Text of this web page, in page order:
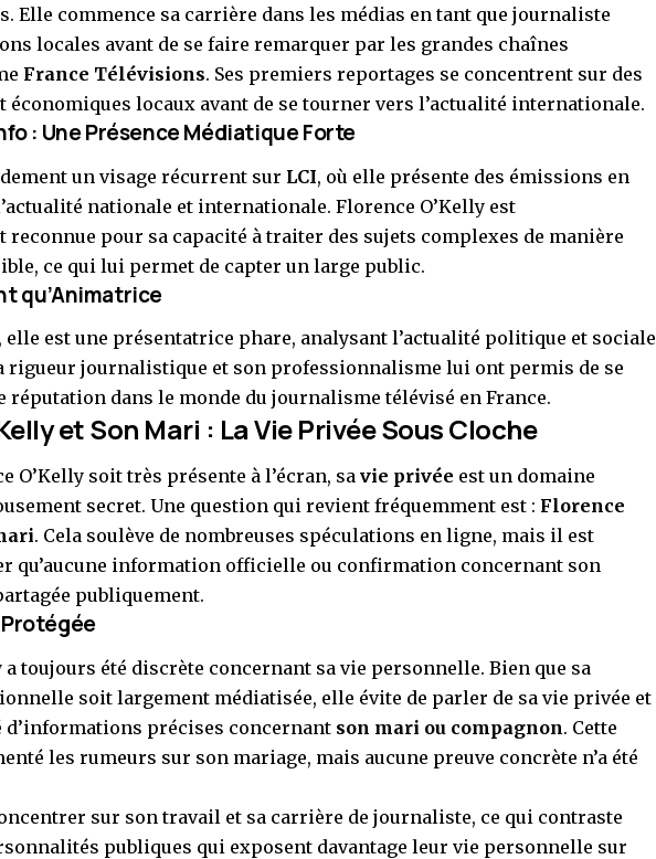
Elle commence sa carrière dans les médias en tant que journaliste
locales avant de se faire remarquer par les grandes chaînes
France Télévisions. Ses premiers reportages se concentrent sur des
économiques locaux avant de se tourner vers l’actualité internationale.
: Une Présence Médiatique Forte
un visage récurrent sur LCI, où elle présente des émissions en
nationale et internationale. Florence O’Kelly est
pour sa capacité à traiter des sujets complexes de manière
ce qui lui permet de capter un large public.
qu’Animatrice
, elle est une présentatrice phare, analysant l’actualité politique et sociale
rigueur journalistique et son professionnalisme lui ont permis de se
réputation dans le monde du journalisme télévisé en France.
et Son Mari : La Vie Privée Sous Cloche
O’Kelly soit très présente à l’écran, sa vie privée est un domaine
secret. Une question qui revient fréquemment est : Florence
. Cela soulève de nombreuses spéculations en ligne, mais il est
qu’aucune information officielle ou confirmation concernant son
publiquement.
a toujours été discrète concernant sa vie personnelle. Bien que sa
soit largement médiatisée, elle évite de parler de sa vie privée et
d’informations précises concernant son mari ou compagnon. Cette
les rumeurs sur son mariage, mais aucune preuve concrète n’a été
sur son travail et sa carrière de journaliste, ce qui contraste
publiques qui exposent davantage leur vie personnelle sur